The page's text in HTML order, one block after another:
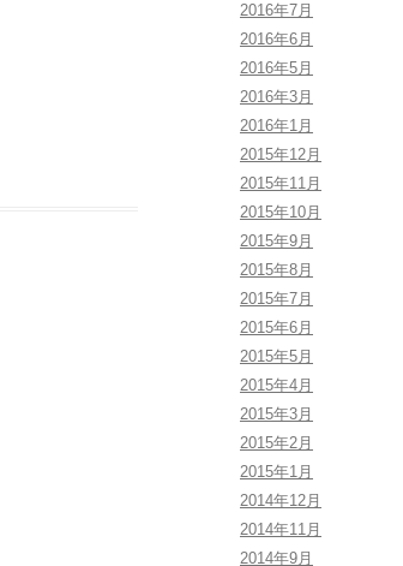
2016年7月
2016年6月
2016年5月
2016年3月
2016年1月
2015年12月
2015年11月
2015年10月
2015年9月
2015年8月
2015年7月
2015年6月
2015年5月
2015年4月
2015年3月
2015年2月
2015年1月
2014年12月
2014年11月
2014年9月